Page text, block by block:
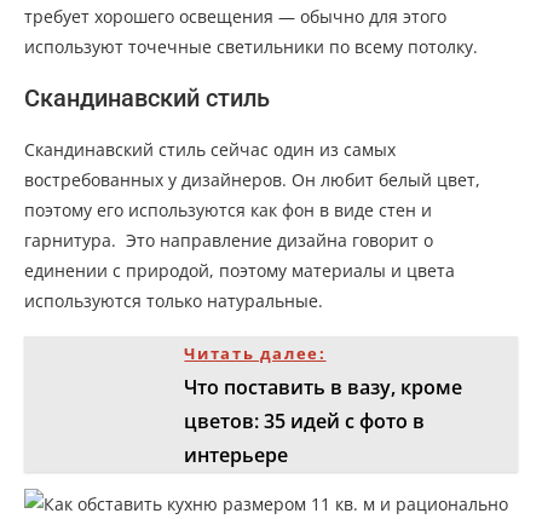
требует хорошего освещения — обычно для этого
используют точечные светильники по всему потолку.
Скандинавский стиль
Скандинавский стиль сейчас один из самых
востребованных у дизайнеров. Он любит белый цвет,
поэтому его используются как фон в виде стен и
гарнитура. Это направление дизайна говорит о
единении с природой, поэтому материалы и цвета
используются только натуральные.
Читать далее:
Что поставить в вазу, кроме
цветов: 35 идей с фото в
интерьере